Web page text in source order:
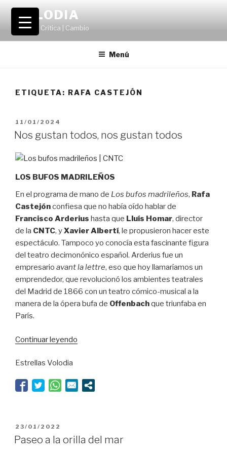
Saltar
contenido
VOLODIA
Teatro | Crítica | Cambio
Menú
ETIQUETA: RAFA CASTEJÓN
PUBLICADO
EL
11/01/2024
Nos gustan todos, nos gustan todos
LOS BUFOS MADRILEÑOS
En el programa de mano de Los bufos madrileños, Rafa
Castejónconfiesa que no había oído hablar de
Francisco Arderius hasta que Lluís Homar, director
de la CNTC, yXavier Albertí, le propusieron hacer este
espectáculo. Tampoco yo conocía esta fascinante figura
del teatro decimonónico español. Arderius fue un
empresario avant la lettre, eso que hoy llamaríamos un
emprendedor, que revolucionó los ambientes teatrales
del Madrid de 1866 con un teatro cómico-musical a la
manera de la ópera bufa de Offenbachque triunfaba en
París.
Continuar leyendo
gustan
Estrellas Volodia
PUBLICADO
EL
23/01/2022
Paseo a la orilla del mar